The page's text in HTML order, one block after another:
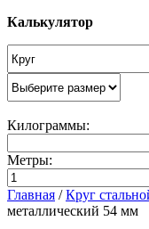
Калькулятор
Килограммы:
Метры:
Главная /Круг
металлический 54 мм